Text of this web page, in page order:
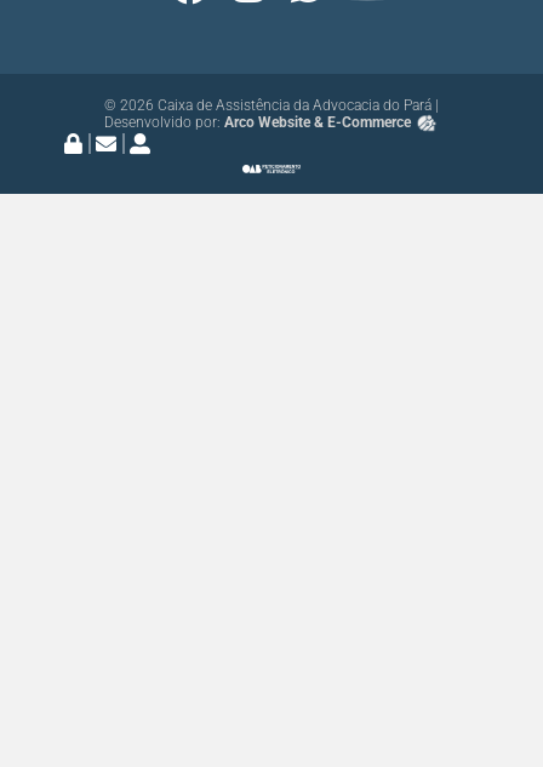
© 2026 Caixa de Assistência da Advocacia do Pará |
Desenvolvido por: Arco Website & E-Commerce